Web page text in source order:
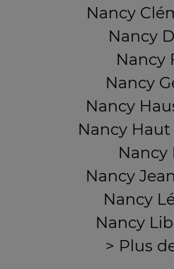
Nancy
Nancy
Nancy
Nancy
Nancy
Nancy
Nancy
Nancy
Nancy
Nancy
> Plus